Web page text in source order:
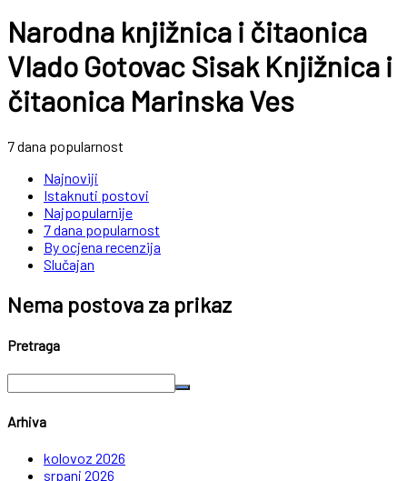
Narodna knjižnica i čitaonica
Vlado Gotovac Sisak Knjižnica i
čitaonica Marinska Ves
7 dana popularnost
Najnoviji
Istaknuti postovi
Najpopularnije
7 dana popularnost
By ocjena recenzija
Slučajan
Nema postova za prikaz
Pretraga
Arhiva
kolovoz 2026
srpanj 2026